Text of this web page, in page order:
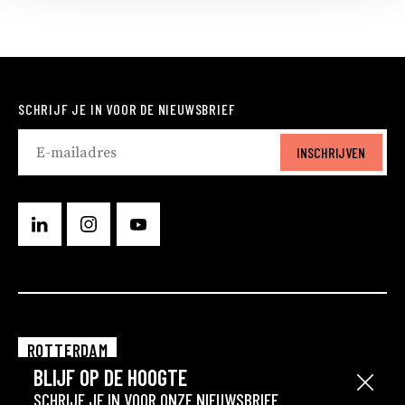
Sluit
BLIJF OP DE HOOGTE
SCHRIJF JE IN VOOR ONZE NIEUWSBRIEF
SCHRIJF JE IN VOOR DE NIEUWSBRIEF
INSCHRIJVEN
ROTTERDAM
EINDHOVEN